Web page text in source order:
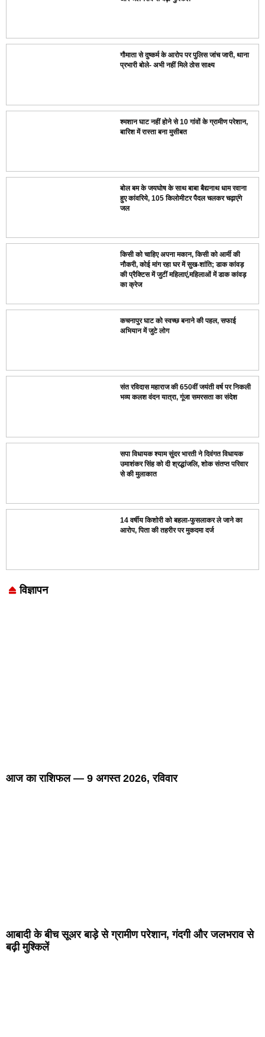
गौमाता से दुष्कर्म के आरोप पर पुलिस जांच जारी, थाना
प्रभारी बोले- अभी नहीं मिले ठोस साक्ष्य
श्मशान घाट नहीं होने से 10 गांवों के ग्रामीण परेशान,
बारिश में रास्ता बना मुसीबत
बोल बम के जयघोष के साथ बाबा बैद्यनाथ धाम रवाना
हुए कांवरिये, 105 किलोमीटर पैदल चलकर चढ़ाएंगे
जल
किसी को चाहिए अपना मकान, किसी को आर्मी की
नौकरी, कोई मांग रहा घर में सुख-शांति; डाक कांवड़
की प्रैक्टिस में जुटीं महिलाएं,महिलाओं में डाक कांवड़
का क्रेज
कचनापुर घाट को स्वच्छ बनाने की पहल, सफाई
अभियान में जुटे लोग
संत रविदास महाराज की 650वीं जयंती वर्ष पर निकली
भव्य कलश वंदन यात्रा, गूंजा समरसता का संदेश
सपा विधायक श्याम सुंदर भारती ने दिवंगत विधायक
उमाशंकर सिंह को दी श्रद्धांजलि, शोक संतप्त परिवार
से की मुलाकात
14 वर्षीय किशोरी को बहला-फुसलाकर ले जाने का
आरोप, पिता की तहरीर पर मुकदमा दर्ज
विज्ञापन
आज का राशिफल — 9 अगस्त 2026, रविवार
आबादी के बीच सूअर बाड़े से ग्रामीण परेशान, गंदगी और जलभराव से
बढ़ी मुश्किलें